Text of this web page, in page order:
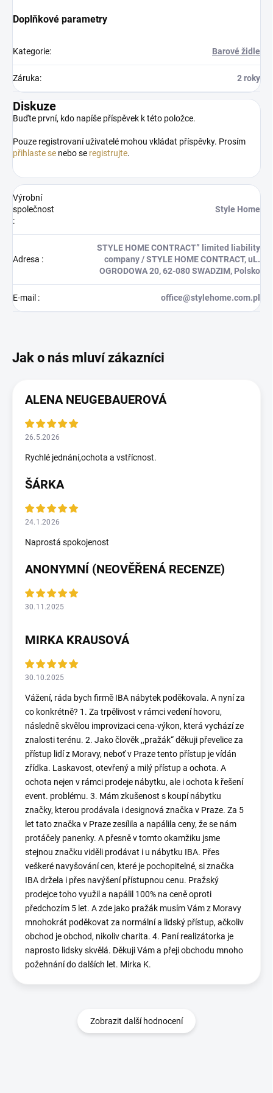
Doplňkové parametry
Kategorie: Barové židle
Záruka: 2 roky
Diskuze
Buďte první, kdo napíše příspěvek k této položce.
Pouze registrovaní uživatelé mohou vkládat příspěvky. Prosím
přihlaste se nebo se registrujte.
Výrobní
společnost
:
Style Home
Adresa :
STYLE HOME CONTRACT” limited liability
company / STYLE HOME CONTRACT, uL.
OGRODOWA 20, 62-080 SWADZIM, Polsko
E-mail : office@stylehome.com.pl
ALENA NEUGEBAUEROVÁ
26.5.2026
Rychlé jednání,ochota a vstřícnost.
ŠÁRKA
24.1.2026
Naprostá spokojenost
ANONYMNÍ (NEOVĚŘENÁ RECENZE)
30.11.2025
MIRKA KRAUSOVÁ
30.10.2025
Vážení, ráda bych firmě IBA nábytek poděkovala. A nyní za
co konkrétně? 1. Za trpělivost v rámci vedení hovoru,
následně skvělou improvizaci cena-výkon, která vychází ze
znalosti terénu. 2. Jako člověk ,,pražák“ děkuji převelice za
přístup lidí z Moravy, neboť v Praze tento přístup je vídán
zřídka. Laskavost, otevřený a milý přístup a ochota. A
ochota nejen v rámci prodeje nábytku, ale i ochota k řešení
event. problému. 3. Mám zkušenost s koupí nábytku
značky, kterou prodávala i designová značka v Praze. Za 5
let tato značka v Praze zesílila a napálila ceny, že se nám
protáčely panenky. A přesně v tomto okamžiku jsme
stejnou značku viděli prodávat i u nábytku IBA. Přes
veškeré navyšování cen, které je pochopitelné, si značka
IBA držela i přes navýšení přístupnou cenu. Pražský
prodejce toho využil a napálil 100% na ceně oproti
předchozím 5 let. A zde jako pražák musím Vám z Moravy
mnohokrát poděkovat za normální a lidský přístup, ačkoliv
obchod je obchod, nikoliv charita. 4. Paní realizátorka je
naprosto lidsky skvělá. Děkuji Vám a přeji obchodu mnoho
požehnání do dalších let. Mirka K.
Zobrazit další hodnocení